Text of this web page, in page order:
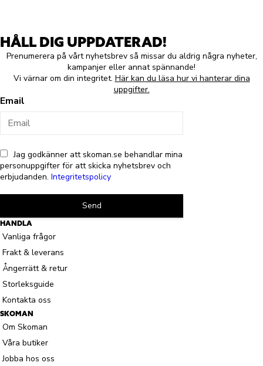
HÅLL DIG UPPDATERAD!
Prenumerera på vårt nyhetsbrev så missar du aldrig några nyheter,
kampanjer eller annat spännande!
Vi värnar om din integritet. Här kan du läsa hur vi hanterar dina
uppgifter.
Email
Jag godkänner att skoman.se behandlar mina
personuppgifter för att skicka nyhetsbrev och
erbjudanden. Integritetspolicy
Send
HANDLA
Vanliga frågor
Frakt & leverans
Ångerrätt & retur
Storleksguide
Kontakta oss
SKOMAN
Om Skoman
Våra butiker
Jobba hos oss